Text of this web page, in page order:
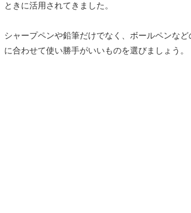
ときに活用されてきました。
シャープペンや鉛筆だけでなく、ボールペンな
に合わせて使い勝手がいいものを選びましょう。